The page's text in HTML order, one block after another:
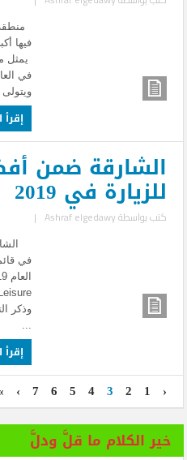
فيها
​يمثل
إقرأ
للزيارة في 2019
كتب بواسطةAshraf elgedawy
|
في
وذكر
إقرأ
‹
1
2
3
4
5
6
7
›
خير الكلام ما قلَّ ودلَّ